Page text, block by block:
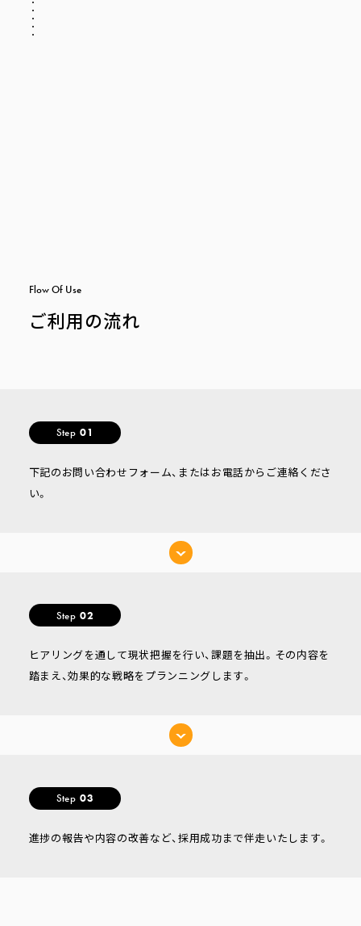
FlowOf Use
ご利用の流れ
Step 01
下記のお問い合わせフォーム、またはお電話からご連絡くださ
い。
Step 02
ヒアリングを通して現状把握を行い、課題を抽出。その内容を
踏まえ、効果的な戦略をプランニングします。
Step 03
進捗の報告や内容の改善など、採用成功まで伴走いたします。